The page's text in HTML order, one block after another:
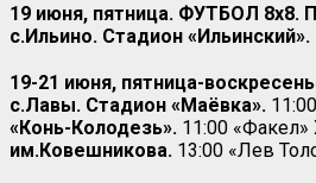
19 июня, пятница. ФУТБОЛ 8х8.
с.Ильино. Стадион «Ильинский».
19-21 июня, пятница-
с.Лавы. Стадион «Маёвка».
«Конь-Колодезь». 11:00
им.Ковешникова. 13:00 «Лев